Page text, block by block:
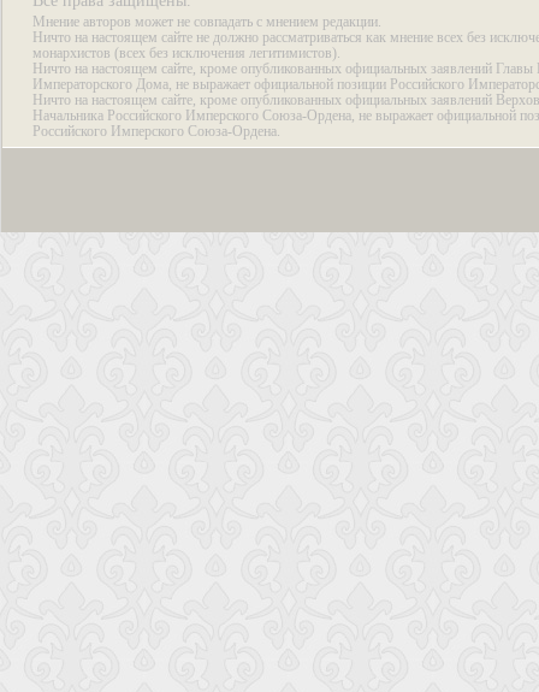
Мнение авторов может не совпадать с мнением редакции.
Ничто на настоящем сайте не должно рассматриваться как мнение всех без
монархистов (всех без исключения легитимистов).
Ничто на настоящем сайте, кроме опубликованных официальных заявлений Главы
Императорского Дома, не выражает официальной позиции Российского
Ничто на настоящем сайте, кроме опубликованных официальных заявлений
Начальника Российского Имперского Союза-Ордена, не выражает официальной
Российского Имперского Союза-Ордена.